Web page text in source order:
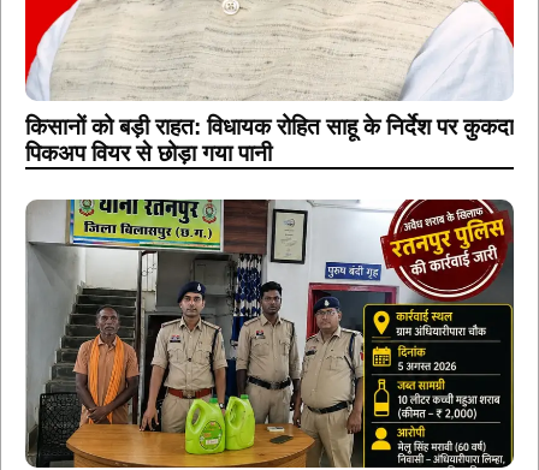
किसानों को बड़ी राहत: विधायक रोहित साहू के निर्देश पर कुकदा
पिकअप वियर से छोड़ा गया पानी